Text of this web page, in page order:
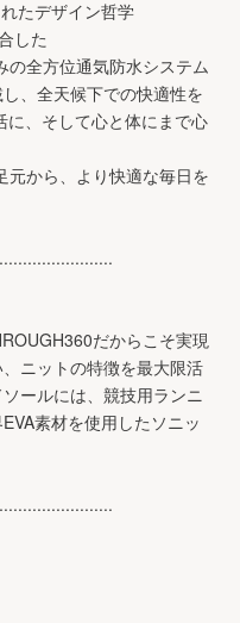
たデザイン哲学
した
全方位通気防水システム
、全天候下での快適性を
、そして心と体にまで心
元から、より快適な毎日を
だからこそ実現
ニットの特徴を最大限活
ールには、競技用ランニ
素材を使用したソニッ